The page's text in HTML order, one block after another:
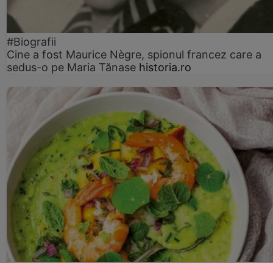
#Biografii
Cine a fost Maurice Nègre, spionul francez care a
sedus-o pe Maria Tănase historia.ro